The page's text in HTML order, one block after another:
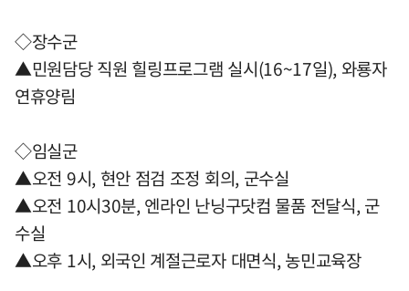
◇장수군
▲민원담당 직원 힐링프로그램 실시(16~17일), 와룡자
연휴양림
◇임실군
▲오전 9시, 현안 점검 조정 회의, 군수실
▲오전 10시30분, 엔라인 난닝구닷컴 물품 전달식, 군
수실
▲오후 1시, 외국인 계절근로자 대면식, 농민교육장